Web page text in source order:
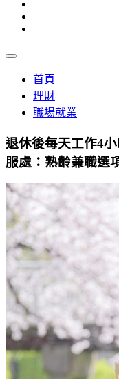
首頁
理財
職場就業
退休後每天工作4
服處：熟齡兼職選